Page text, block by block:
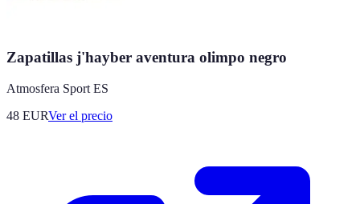
Zapatillas j'hayber aventura olimpo negro
Atmosfera Sport ES
48 EURVer el precio